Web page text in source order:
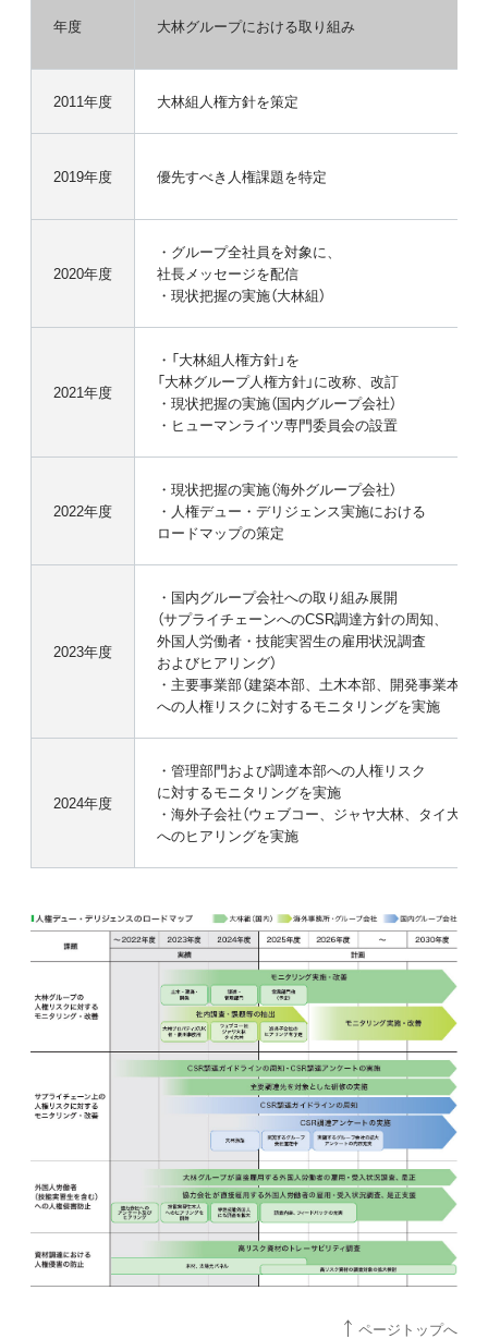
年度 大林グループにおける取り組み
2011年度 大林組人権方針を策定
2019年度 優先すべき人権課題を特定
2020年度
・グループ全社員を対象に、
社長メッセージを配信
・現状把握の実施（大林組）
2021年度
・「大林組人権方針」を
「大林グループ人権方針」に改称、改訂
・現状把握の実施（国内グループ会社）
・ヒューマンライツ専門委員会の設置
2022年度
・現状把握の実施（海外グループ会社）
・人権デュー・デリジェンス実施における
ロードマップの策定
2023年度
・国内グループ会社への取り組み展開
（サプライチェーンへのCSR調達方針の周知、
外国人労働者・技能実習生の雇用状況調査
およびヒアリング）
・主要事業部（建築本部、土木本部、開発事業本部）
への人権リスクに対するモニタリングを実施
2024年度
・管理部門および調達本部への人権リスク
に対するモニタリングを実施
・海外子会社（ウェブコー、ジャヤ大林、タイ大林）
へのヒアリングを実施
ページトップへ